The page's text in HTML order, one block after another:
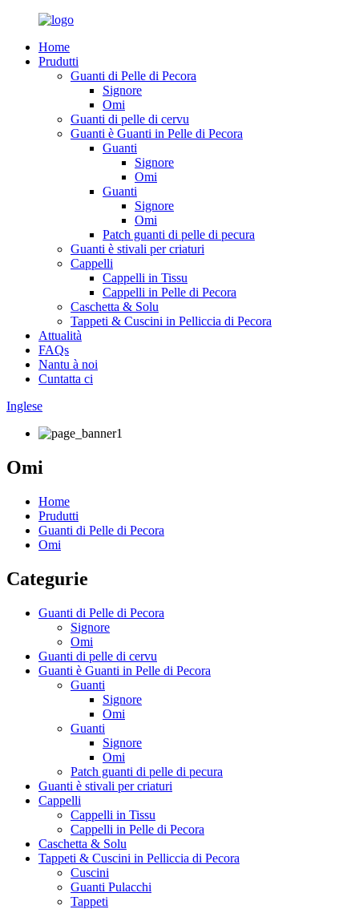
Home
Prudutti
Guanti di Pelle di Pecora
Signore
Omi
Guanti di pelle di cervu
Guanti è Guanti in Pelle di Pecora
Guanti
Signore
Omi
Guanti
Signore
Omi
Patch guanti di pelle di pecura
Guanti è stivali per criaturi
Cappelli
Cappelli in Tissu
Cappelli in Pelle di Pecora
Caschetta & Solu
Tappeti & Cuscini in Pelliccia di Pecora
Attualità
FAQs
Nantu à noi
Cuntatta ci
Inglese
Omi
Home
Prudutti
Guanti di Pelle di Pecora
Omi
Categurie
Guanti di Pelle di Pecora
Signore
Omi
Guanti di pelle di cervu
Guanti è Guanti in Pelle di Pecora
Guanti
Signore
Omi
Guanti
Signore
Omi
Patch guanti di pelle di pecura
Guanti è stivali per criaturi
Cappelli
Cappelli in Tissu
Cappelli in Pelle di Pecora
Caschetta & Solu
Tappeti & Cuscini in Pelliccia di Pecora
Cuscini
Guanti Pulacchi
Tappeti